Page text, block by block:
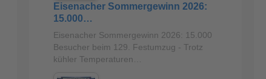
Eisenacher Sommergewinn 2026:
15.000…
Eisenacher Sommergewinn 2026: 15.000
Besucher beim 129. Festumzug - Trotz
kühler Temperaturen…